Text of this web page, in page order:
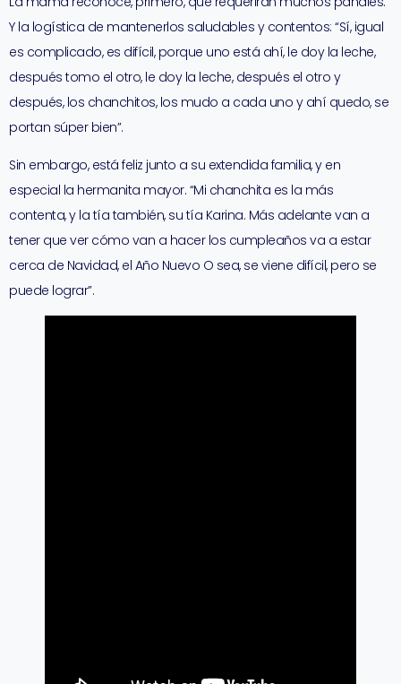
Y la logística de mantenerlos saludables y contentos: “Sí, igual
es complicado, es difícil, porque uno está ahí, le doy la leche,
después tomo el otro, le doy la leche, después el otro y
después, los chanchitos, los mudo a cada uno y ahí quedo, se
portan súper bien”.
Sin embargo, está feliz junto a su extendida familia, y en
especial la hermanita mayor. “Mi chanchita es la más
contenta, y la tía también, su tía Karina. Más adelante van a
tener que ver cómo van a hacer los cumpleaños va a estar
cerca de Navidad, el Año Nuevo O sea, se viene difícil, pero se
puede lograr”.